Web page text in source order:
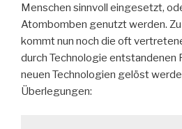
Menschen sinnvoll eingesetzt,
Atombomben genutzt werden.
kommt nun noch die oft
durch Technologie entstandenen
neuen Technologien gelöst
Überlegungen: